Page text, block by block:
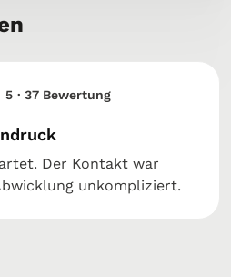
5 · 37 Bewertung
Der Kontakt war
unkompliziert.